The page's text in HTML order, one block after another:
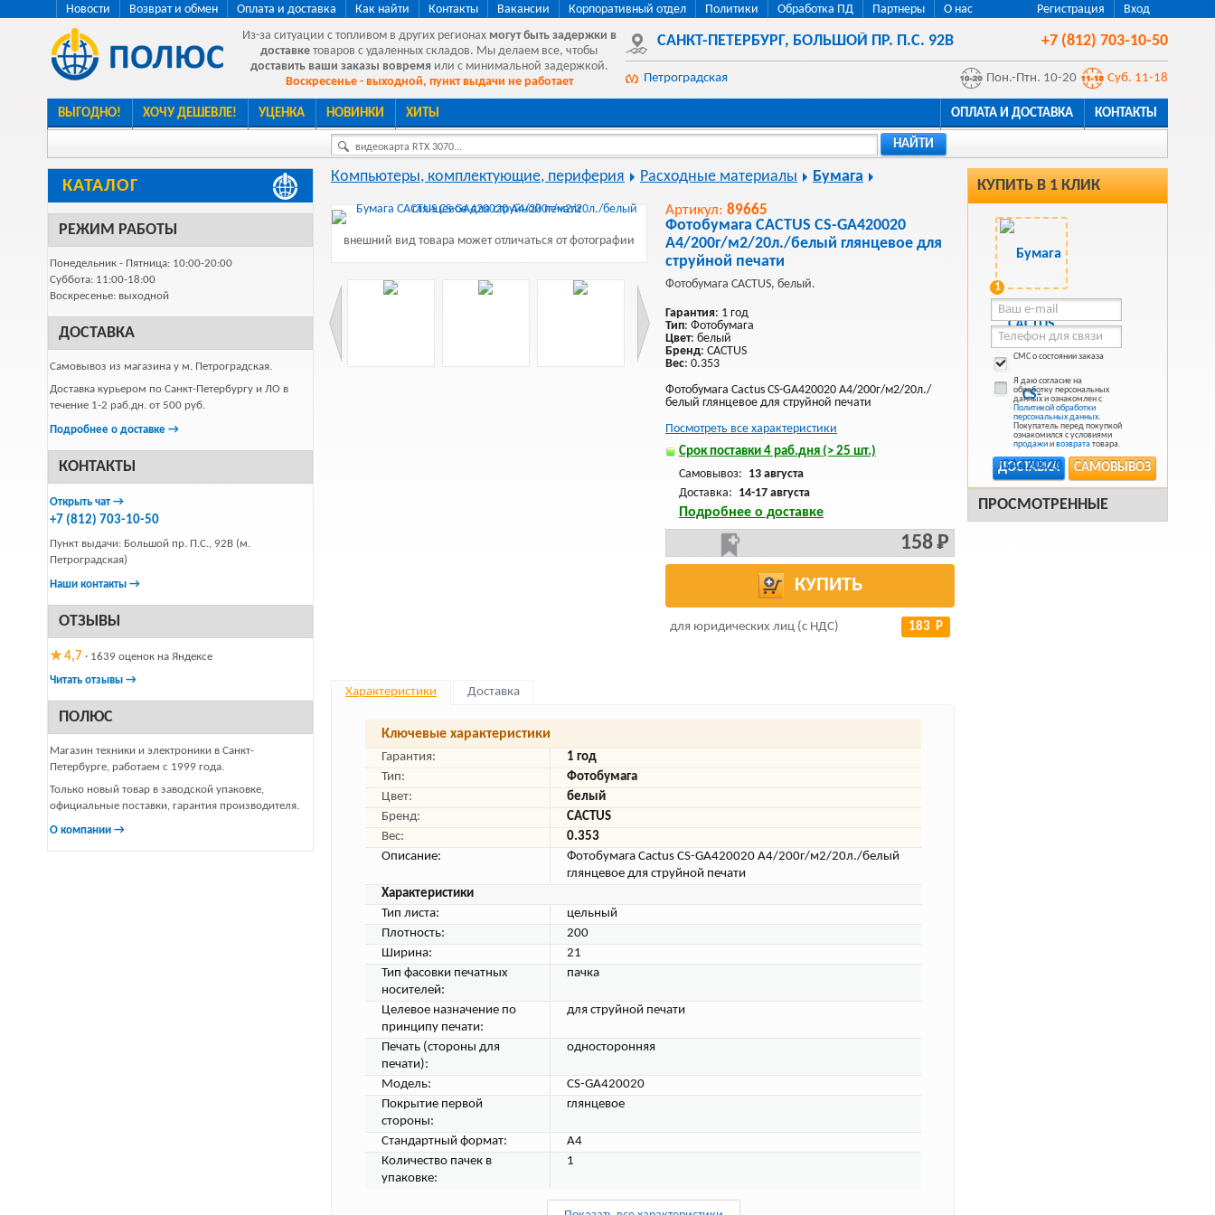
Регистрация Вход
Новости Возврат и обмен Оплата и доставка Как найти Контакты Вакансии Корпоративный отдел Политики Обработка ПД Партнеры
О нас
Из-за ситуации с топливом в других регионах могут быть задержки в
доставке товаров с удаленных складов. Мы делаем все, чтобы
доставить ваши заказы вовремя или с минимальной задержкой.
Воскресенье - выходной, пункт выдачи не работает
САНКТ-ПЕТЕРБУРГ, БОЛЬШОЙ ПР. П.С. 92В +7 (812) 703-10-50
Петроградская Пон.-Птн. 10-20 Суб. 11-18
ВЫГОДНО! ХОЧУ ДЕШЕВЛЕ! УЦЕНКА НОВИНКИ ХИТЫ ОПЛАТА И ДОСТАВКА КОНТАКТЫ
видеокарта RTX 3070... НАЙТИ
КАТАЛОГ
РЕЖИМ РАБОТЫ
Понедельник - Пятница: 10:00-20:00
Суббота: 11:00-18:00
Воскресенье: выходной
ДОСТАВКА
Самовывоз из магазина у м. Петроградская.
Доставка курьером по Санкт-Петербургу и ЛО в
течение 1-2 раб.дн. от 500 руб.
Подробнее о доставке →
КОНТАКТЫ
Открыть чат →
+7 (812) 703-10-50
Пункт выдачи: Большой пр. П.С., 92В (м.
Петроградская)
Наши контакты →
ОТЗЫВЫ
★ 4,7 · 1639 оценок на Яндексе
Читать отзывы →
ПОЛЮС
Магазин техники и электроники в Санкт-
Петербурге, работаем с 1999 года.
Только новый товар в заводской упаковке,
официальные поставки, гарантия производителя.
О компании →
КУПИТЬ В 1 КЛИК
1
СМС о состоянии заказа
Я даю согласие на
обработку персональных
данных и ознакомлен с
Политикой обработки
персональных данных.
Покупатель перед покупкой
ознакомился с условиями
продажиивозврататовара.
САМОВЫВОЗ
ДОСТАВКА
ПРОСМОТРЕННЫЕ
Компьютеры, комплектующие, периферия Расходные материалы Бумага
внешний вид товара может отличаться от фотографии
Артикул: 89665
Фотобумага CACTUS CS-GA420020
A4/200г/м2/20л./белый глянцевое для
струйной печати
Фотобумага CACTUS, белый.
Гарантия: 1 год
Тип: Фотобумага
Цвет: белый
Бренд: CACTUS
Вес: 0.353
Фотобумага Cactus CS-GA420020 A4/200г/м2/20л./
белый глянцевое для струйной печати
Посмотреть все характеристики
Срок поставки 4 раб.дня (> 25 шт.)
Самовывоз: 13 августа
Доставка: 14-17 августа
Подробнее о доставке
158 Р
КУПИТЬ
для юридических лиц (с НДС) 183 Р
Характеристики Доставка
Ключевые характеристики
Гарантия:
1 год
Тип:
Фотобумага
Цвет:
белый
Бренд:
CACTUS
Вес:
0.353
Описание:
Фотобумага Cactus CS-GA420020 A4/200г/м2/20л./белый
глянцевое для струйной печати
Характеристики
Тип листа:
цельный
Плотность:
200
Ширина:
21
Тип фасовки печатных
носителей:
пачка
Целевое назначение по
принципу печати:
для струйной печати
Печать (стороны для
печати):
односторонняя
Модель:
CS-GA420020
Покрытие первой
стороны:
глянцевое
Стандартный формат:
A4
Количество пачек в
упаковке:
1